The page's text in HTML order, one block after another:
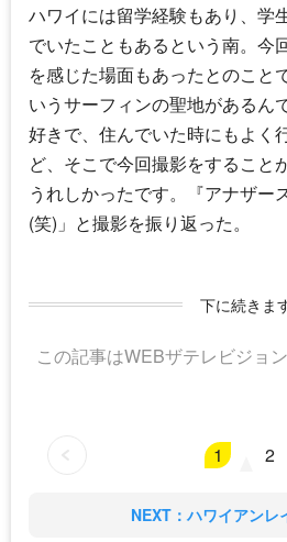
ハワイには留学経験もあり、学
でいたこともあるという南。今
を感じた場面もあったとのこと
いうサーフィンの聖地があるん
好きで、住んでいた時にもよく
ど、そこで今回撮影をすること
うれしかったです。『アナザー
(笑)」と撮影を振り返った。
下に続きま
この記事はWEBザテレビジョ
1 2
NEXT：ハワイアン